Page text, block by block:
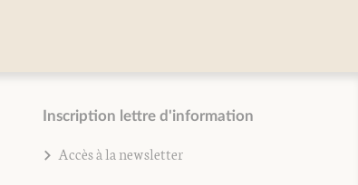
Inscription lettre d'information
Accès à la newsletter